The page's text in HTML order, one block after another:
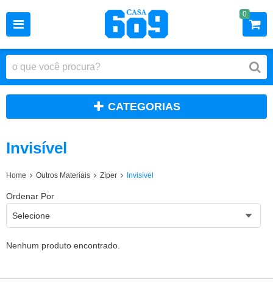
0
CATEGORIAS
Invisível
Home Outros Materiais Zíper Invisível
Ordenar Por
Selecione
Nenhum produto encontrado.